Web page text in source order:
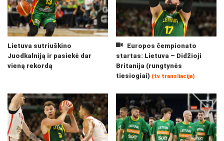
Lietuva sutriuškino
Juodkalniją ir pasiekė dar
vieną rekordą
Europos čempionato
startas: Lietuva – Didžioji
Britanija (rungtynės
tiesiogiai) (tv transliacija)